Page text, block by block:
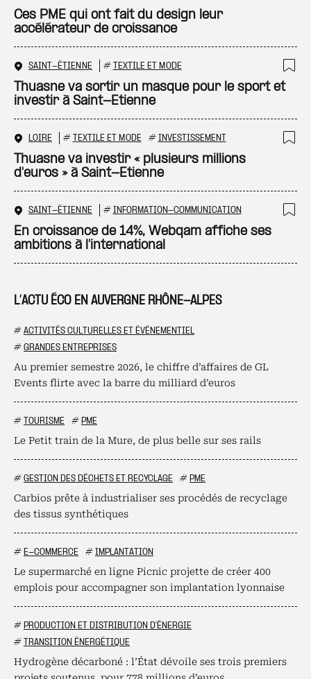
L’ACTU ÉCO EN AUVERGNE RHÔNE-ALPES
# ACTIVITÉS CULTURELLES ET ÉVÉNEMENTIEL
# GRANDES ENTREPRISES
Au premier semestre 2026, le chiffre d’affaires de GL
Events flirte avec la barre du milliard d’euros
# TOURISME # PME
Le Petit train de la Mure, de plus belle sur ses rails
# GESTION DES DÉCHETS ET RECYCLAGE # PME
Carbios prête à industrialiser ses procédés de recyclage
des tissus synthétiques
# E-COMMERCE # IMPLANTATION
Le supermarché en ligne Picnic projette de créer 400
emplois pour accompagner son implantation lyonnaise
# PRODUCTION ET DISTRIBUTION D'ÉNERGIE
# TRANSITION ÉNERGÉTIQUE
Hydrogène décarboné : l’État dévoile ses trois premiers
Ces PME qui ont fait du design leur
accélérateur de croissance
SAINT-ÉTIENNE # TEXTILE ET MODE
Thuasne va sortir un masque pour le sport et
investir à Saint-Etienne
LOIRE # TEXTILE ET MODE # INVESTISSEMENT
Thuasne va investir « plusieurs millions
d'euros » à Saint-Etienne
SAINT-ÉTIENNE # INFORMATION-COMMUNICATION
En croissance de 14%, Webqam affiche ses
ambitions à l'international